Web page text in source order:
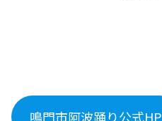
鳴門市阿波踊り公式HP